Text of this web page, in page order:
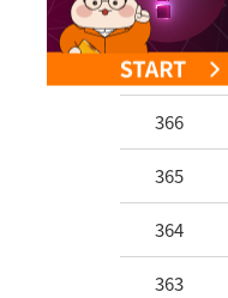
368
367
366
365
364
363